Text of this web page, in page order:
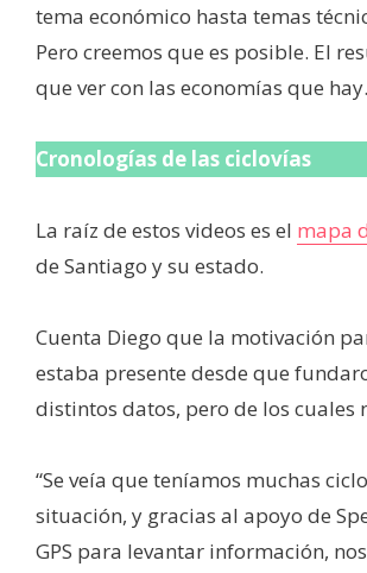
tema económico hasta temas
Pero creemos que es posible. El
que ver con las economías que
Cronologías de las ciclovías
La raíz de estos videos es el mapa
de Santiago y su estado.
Cuenta Diego que la motivación
estaba presente desde que
distintos datos, pero de los
“Se veía que teníamos muchas
situación, y gracias al apoyo de
GPS para levantar información,